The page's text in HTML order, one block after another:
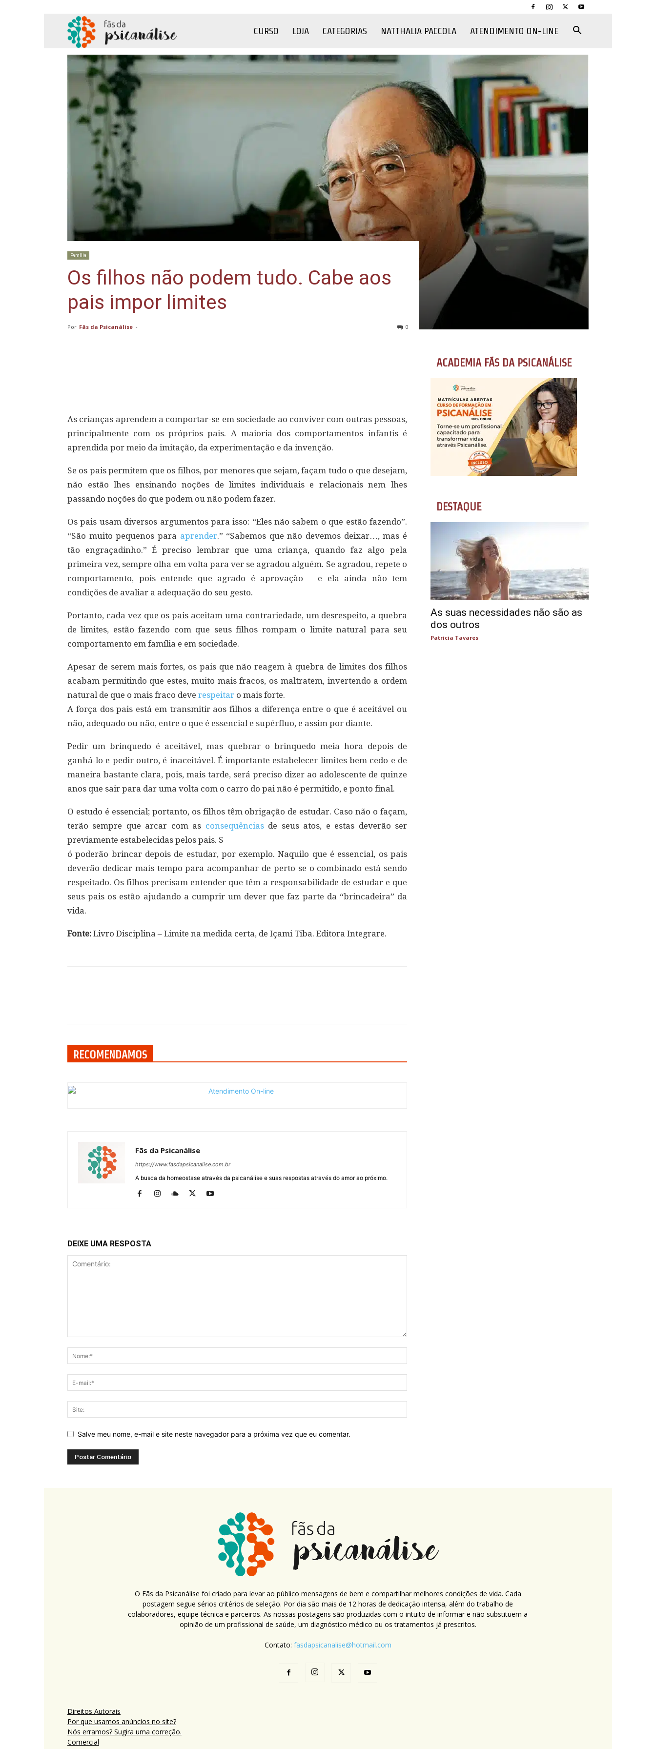
da
CURSO LOJA CATEGORIAS NATTHALIA PACCOLA ATENDIMENTO ON-LINE
Família
Os filhos não podem tudo. Cabe aos
pais impor limites
Por Fãs da Psicanálise - 0
As crianças aprendem a comportar-se em sociedade ao conviver com outras pessoas,
principalmente com os próprios pais. A maioria dos comportamentos infantis é
aprendida por meio da imitação, da experimentação e da invenção.
Se os pais permitem que os filhos, por menores que sejam, façam tudo o que desejam,
não estão lhes ensinando noções de limites individuais e relacionais nem lhes
passando noções do que podem ou não podem fazer.
Os pais usam diversos argumentos para isso: “Eles não sabem o que estão fazendo”.
“São muito pequenos para aprender.” “Sabemos que não devemos deixar…, mas é
tão engraçadinho.” É preciso lembrar que uma criança, quando faz algo pela
primeira vez, sempre olha em volta para ver se agradou alguém. Se agradou, repete o
comportamento, pois entende que agrado é aprovação – e ela ainda não tem
condições de avaliar a adequação do seu gesto.
Portanto, cada vez que os pais aceitam uma contrariedade, um desrespeito, a quebra
de limites, estão fazendo com que seus filhos rompam o limite natural para seu
comportamento em família e em sociedade.
Apesar de serem mais fortes, os pais que não reagem à quebra de limites dos filhos
acabam permitindo que estes, muito mais fracos, os maltratem, invertendo a ordem
natural de que o mais fraco deve respeitar o mais forte.
A força dos pais está em transmitir aos filhos a diferença entre o que é aceitável ou
não, adequado ou não, entre o que é essencial e supérfluo, e assim por diante.
Pedir um brinquedo é aceitável, mas quebrar o brinquedo meia hora depois de
ganhá-lo e pedir outro, é inaceitável. É importante estabelecer limites bem cedo e de
maneira bastante clara, pois, mais tarde, será preciso dizer ao adolescente de quinze
anos que sair para dar uma volta com o carro do pai não é permitido, e ponto final.
O estudo é essencial; portanto, os filhos têm obrigação de estudar. Caso não o façam,
terão sempre que arcar com as consequênciasde seus atos, e estas deverão ser
previamente estabelecidas pelos pais. S
ó poderão brincar depois de estudar, por exemplo. Naquilo que é essencial, os pais
deverão dedicar mais tempo para acompanhar de perto se o combinado está sendo
respeitado. Os filhos precisam entender que têm a responsabilidade de estudar e que
seus pais os estão ajudando a cumprir um dever que faz parte da “brincadeira” da
vida.
Fonte: Livro Disciplina – Limite na medida certa, de Içami Tiba. Editora Integrare.
RECOMENDAMOS
Fãs da Psicanálise
https://www.fasdapsicanalise.com.br
A busca da homeostase através da psicanálise e suas respostas através do amor ao próximo.
DEIXE UMA RESPOSTA
Salve meu nome, e-mail e site neste navegador para a próxima vez que eu comentar.
ACADEMIA FÃS DA PSICANÁLISE
DESTAQUE
As suas necessidades não são as
dos outros
Patricia Tavares
O Fãs da Psicanálise foi criado para levar ao público mensagens de bem e compartilhar melhores condições de vida. Cada
postagem segue sérios critérios de seleção. Por dia são mais de 12 horas de dedicação intensa, além do trabalho de
colaboradores, equipe técnica e parceiros. As nossas postagens são produzidas com o intuito de informar e não substituem a
opinião de um profissional de saúde, um diagnóstico médico ou os tratamentos já prescritos.
Contato: fasdapsicanalise@hotmail.com
Direitos Autorais
Por que usamos anúncios no site?
Nós erramos? Sugira uma correção.
Comercial